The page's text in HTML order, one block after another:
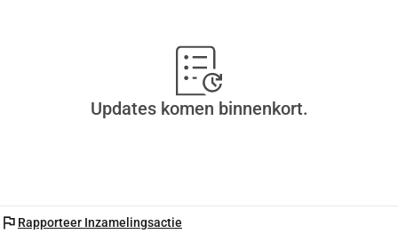
Updates komen binnenkort.
flag Rapporteer Inzamelingsactie